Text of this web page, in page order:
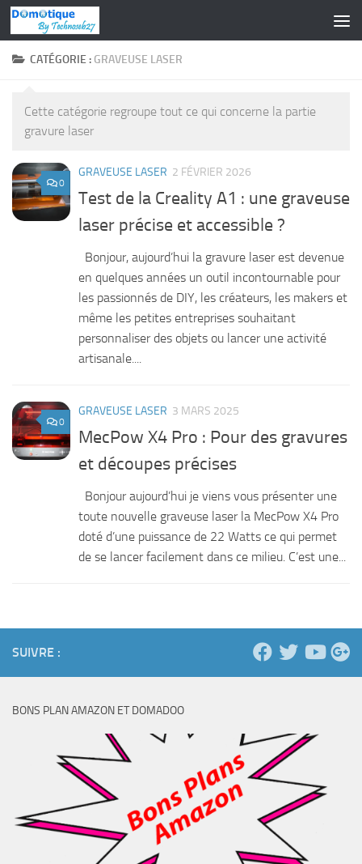
Skip to content
CATÉGORIE : GRAVEUSE LASER
Cette catégorie regroupe tout ce qui concerne la partie
gravure laser
0
GRAVEUSE LASER 2 FÉVRIER 2026
Test de la Creality A1 : une graveuse
laser précise et accessible ?
Bonjour, aujourd’hui la gravure laser est devenue
en quelques années un outil incontournable pour
les passionnés de DIY, les créateurs, les makers et
même les petites entreprises souhaitant
personnaliser des objets ou lancer une activité
artisanale....
0
GRAVEUSE LASER 3 MARS 2025
MecPow X4 Pro : Pour des gravures
et découpes précises
Bonjour aujourd’hui je viens vous présenter une
toute nouvelle graveuse laser la MecPow X4 Pro
doté d’une puissance de 22 Watts ce qui permet
de se lancer facilement dans ce milieu. C’est une...
SUIVRE :
BONS PLAN AMAZON ET DOMADOO